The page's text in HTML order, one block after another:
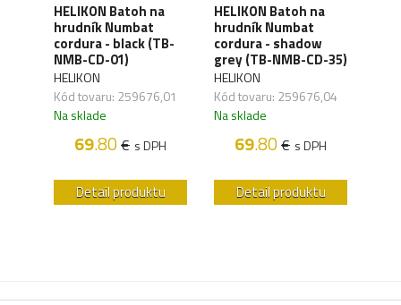
HELIKON Batoh na
hrudník Numbat
cordura - black (TB-
NMB-CD-01)
HELIKON
Kód tovaru: 259676,01
Na sklade
69.80€ s DPH
Detail produktu
HELIKON Batoh na
hrudník Numbat
cordura - shadow
grey (TB-NMB-CD-35)
HELIKON
Kód tovaru: 259676,04
Na sklade
69.80€ s DPH
Detail produktu